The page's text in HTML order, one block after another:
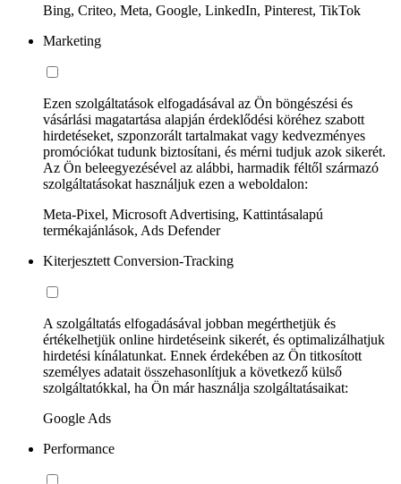
Bing, Criteo, Meta, Google, LinkedIn, Pinterest, TikTok
Marketing
Ezen szolgáltatások elfogadásával az Ön böngészési és
vásárlási magatartása alapján érdeklődési köréhez szabott
hirdetéseket, szponzorált tartalmakat vagy kedvezményes
promóciókat tudunk biztosítani, és mérni tudjuk azok sikerét.
Az Ön beleegyezésével az alábbi, harmadik féltől származó
szolgáltatásokat használjuk ezen a weboldalon:
Meta-Pixel, Microsoft Advertising, Kattintásalapú
termékajánlások, Ads Defender
Kiterjesztett Conversion-Tracking
A szolgáltatás elfogadásával jobban megérthetjük és
értékelhetjük online hirdetéseink sikerét, és optimalizálhatjuk
hirdetési kínálatunkat. Ennek érdekében az Ön titkosított
személyes adatait összehasonlítjuk a következő külső
szolgáltatókkal, ha Ön már használja szolgáltatásaikat:
Google Ads
Performance